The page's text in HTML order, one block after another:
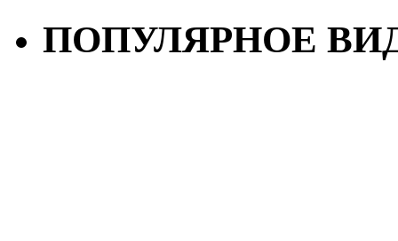
ПОПУЛЯРНОЕ